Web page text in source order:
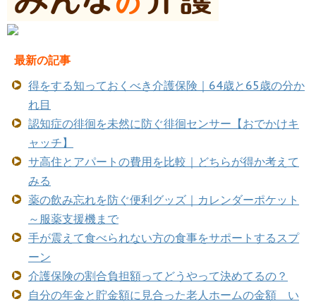
最新の記事
得をする知っておくべき介護保険｜64歳と65歳の分か
れ目
認知症の徘徊を未然に防ぐ徘徊センサー【おでかけキ
ャッチ】
サ高住とアパートの費用を比較｜どちらが得か考えて
みる
薬の飲み忘れを防ぐ便利グッズ｜カレンダーポケット
～服薬支援機まで
手が震えて食べられない方の食事をサポートするスプ
ーン
介護保険の割合負担額ってどうやって決めてるの？
自分の年金と貯金額に見合った老人ホームの金額 い